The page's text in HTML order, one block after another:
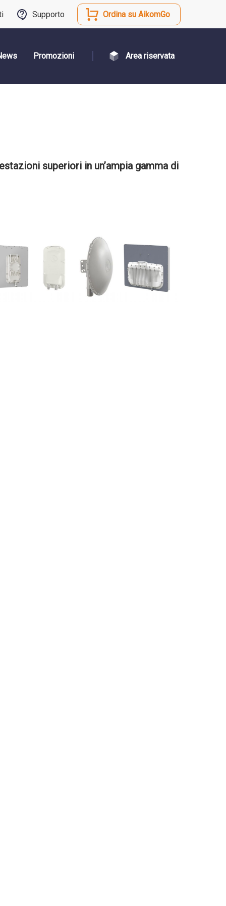
Supporto Ordina su AikomGo
Promozioni Area riservata
superiori in un’ampia gamma di